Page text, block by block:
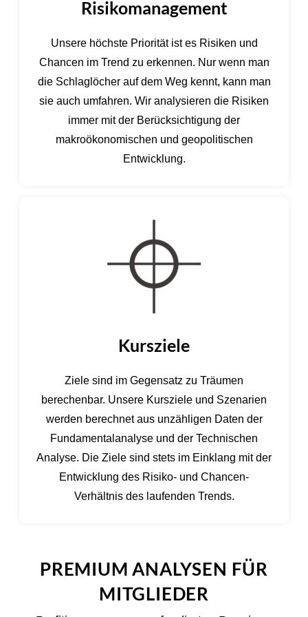
Risikomanagement
Unsere höchste Priorität ist es Risiken und
Chancen im Trend zu erkennen. Nur wenn man
die Schlaglöcher auf dem Weg kennt, kann man
sie auch umfahren. Wir analysieren die Risiken
immer mit der Berücksichtigung der
makroökonomischen und geopolitischen
Entwicklung.
Kursziele
Ziele sind im Gegensatz zu Träumen
berechenbar. Unsere Kursziele und Szenarien
werden berechnet aus unzähligen Daten der
Fundamentalanalyse und der Technischen
Analyse. Die Ziele sind stets im Einklang mit der
Entwicklung des Risiko- und Chancen-
Verhältnis des laufenden Trends.
PREMIUM ANALYSEN FÜR
MITGLIEDER